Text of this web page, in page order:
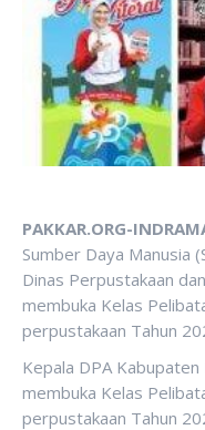
PAKKAR.ORG-
Sumber Daya Manusia
Dinas Perpustakaan
membuka Kelas
perpustakaan Tahun
Kepala DPA
membuka Kelas
perpustakaan Tahun